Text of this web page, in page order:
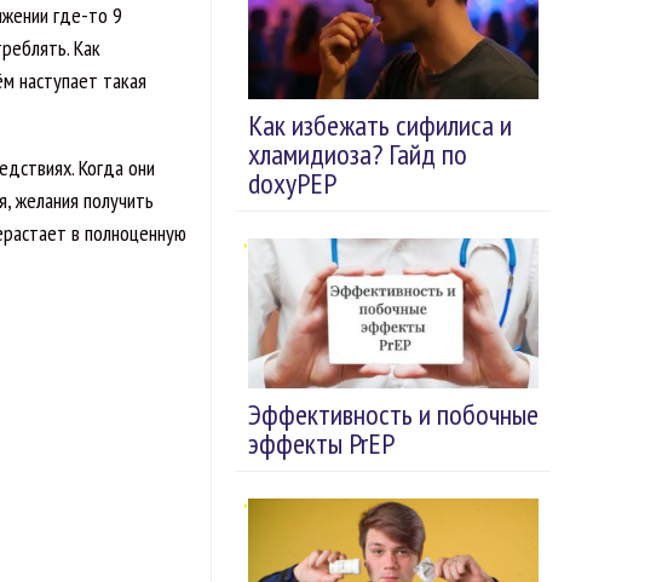
Как избежать сифилиса и
хламидиоза? Гайд по
doxyPEP
Эффективность и побочные
эффекты PrEP
где-то 9
Как
наступает такая
Когда они
желания получить
в полноценную